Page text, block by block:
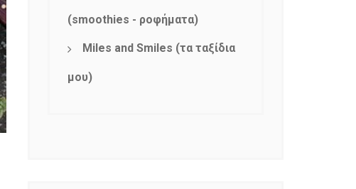
(smoothies - ροφήματα)
Miles and Smiles (τα ταξίδια
μου)